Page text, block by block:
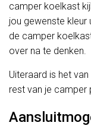
camper koelkast
jou gewenste kleur
de camper
over na te denken.
Uiteraard is het
rest van je camper